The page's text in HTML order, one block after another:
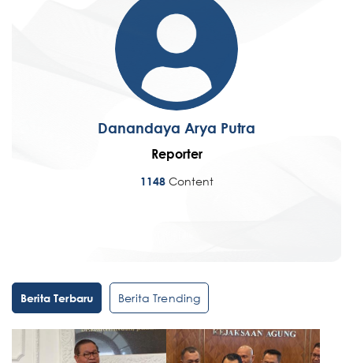
Danandaya Arya Putra
Reporter
1148 Content
Berita Terbaru Berita Trending